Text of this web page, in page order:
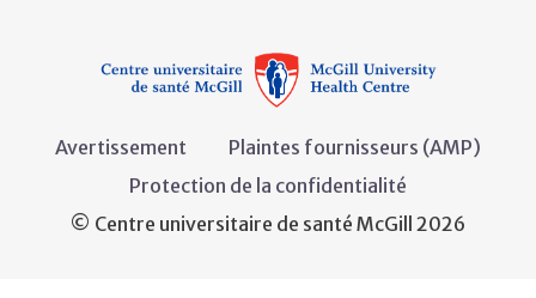
Avertissement
Plaintes fournisseurs (AMP)
Protection de la confidentialité
© Centre universitaire de santé McGill 2026